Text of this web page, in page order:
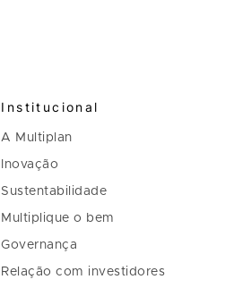
Institucional
A Multiplan
Inovação
Sustentabilidade
Multiplique o bem
Governança
Relação com investidores